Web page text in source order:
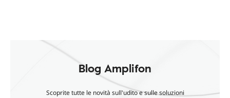
Blog Amplifon
Scoprite tutte le novità sull'udito e sulle soluzioni